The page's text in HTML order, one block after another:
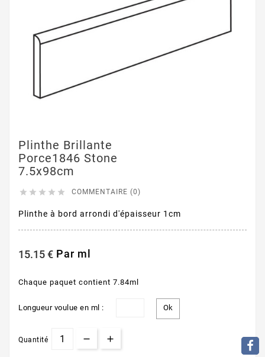
Plinthe Brillante
Porce1846 Stone
7.5x98cm
     COMMENTAIRE (0)
Plinthe à bord arrondi d'épaisseur 1cm
15.15 € Par ml
Chaque paquet contient 7.84ml
Longueur voulue en ml :
Quantité